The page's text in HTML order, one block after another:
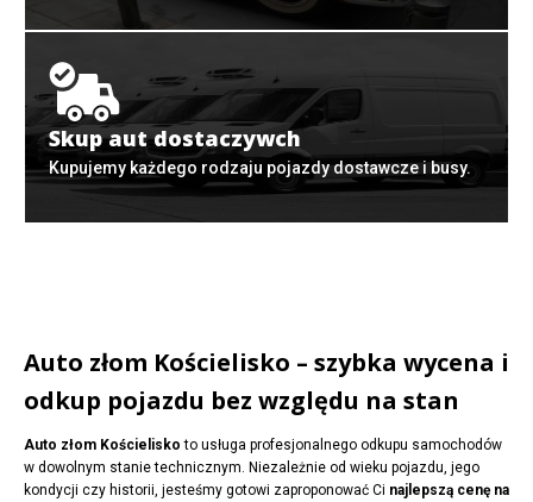
Skup aut dostaczywch
Kupujemy każdego rodzaju pojazdy dostawcze i busy.
Auto złom Kościelisko – szybka wycena i
odkup pojazdu bez względu na stan
Auto złom Kościelisko to usługa profesjonalnego odkupu samochodów
w dowolnym stanie technicznym. Niezależnie od wieku pojazdu, jego
kondycji czy historii, jesteśmy gotowi zaproponować Ci najlepszą cenę na